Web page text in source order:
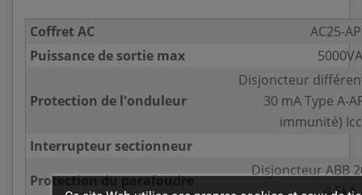
Coffret AC
AC25-
Puissance de sortie max
5000VA
Protection de l'onduleur
Disjoncteur
30 mA Type A-
immunité)
Interrupteur sectionneur
Protection du parafoudre
Disjoncteur ABB
4.5kA